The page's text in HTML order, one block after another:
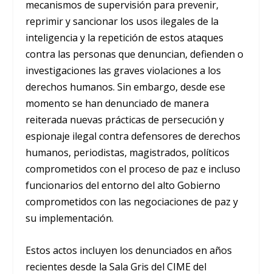
mecanismos de supervisión para prevenir,
reprimir y sancionar los usos ilegales de la
inteligencia y la repetición de estos ataques
contra las personas que denuncian, defienden o
investigaciones las graves violaciones a los
derechos humanos. Sin embargo, desde ese
momento se han denunciado de manera
reiterada nuevas prácticas de persecución y
espionaje ilegal contra defensores de derechos
humanos, periodistas, magistrados, políticos
comprometidos con el proceso de paz e incluso
funcionarios del entorno del alto Gobierno
comprometidos con las negociaciones de paz y
su implementación.
Estos actos incluyen los denunciados en años
recientes desde la Sala Gris del CIME del